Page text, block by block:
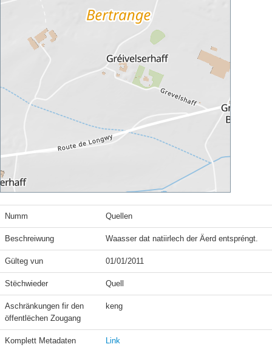
Numm Quellen
Beschreiwung Waasser dat natiirlech der Äerd entspréngt.
Gülteg vun 01/01/2011
Stëchwieder Quell
Aschränkungen fir den
öffentlëchen Zougang
keng
Komplett Metadaten Link